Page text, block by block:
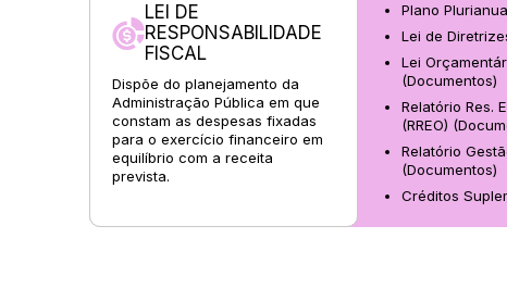
LEI DE
RESPONSABILIDADE
FISCAL
Dispõe do planejamento da
Administração Pública em que
constam as despesas fixadas
para o exercício financeiro em
equilíbrio com a receita
prevista.
Plano
Lei de
Lei
(Documentos)
Relatório Res.
(RREO)
Relatório
(Documentos)
Créditos